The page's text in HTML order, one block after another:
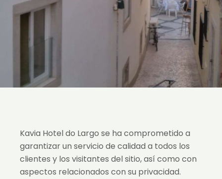
Kavia Hotel do Largo se ha comprometido a
garantizar un servicio de calidad a todos los
clientes y los visitantes del sitio, así como con
aspectos relacionados con su privacidad.